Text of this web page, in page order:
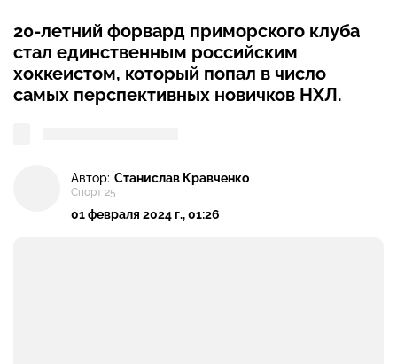
20-летний форвард приморского клуба
стал единственным российским
хоккеистом, который попал в число
самых перспективных новичков НХЛ.
Автор: Станислав Кравченко
Спорт 25
01 февраля 2024 г., 01:26